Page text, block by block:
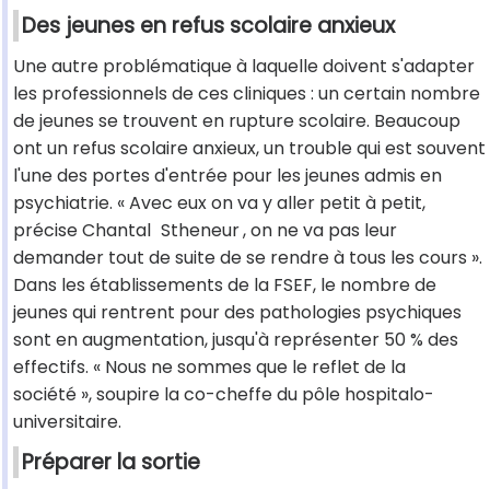
Des jeunes en refus scolaire anxieux
Une autre problématique à laquelle doivent s'adapter
les professionnels de ces cliniques : un certain nombre
de jeunes se trouvent en rupture scolaire. Beaucoup
ont un refus scolaire anxieux, un trouble qui est souvent
l'une des portes d'entrée pour les jeunes admis en
psychiatrie. « Avec eux on va y aller petit à petit,
précise Chantal Stheneur, on ne va pas leur
demander tout de suite de se rendre à tous les cours ».
Dans les établissements de la FSEF, le nombre de
jeunes qui rentrent pour des pathologies psychiques
sont en augmentation, jusqu'à représenter 50 % des
effectifs. « Nous ne sommes que le reflet de la
société », soupire la co-cheffe du pôle hospitalo-
universitaire.
Préparer la sortie